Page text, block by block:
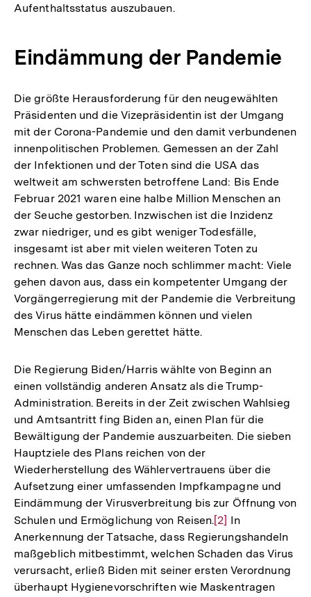
Aufenthaltsstatus auszubauen.
Eindämmung der Pandemie
Die größte Herausforderung für den neugewählten
Präsidenten und die Vizepräsidentin ist der Umgang
mit der Corona-Pandemie und den damit verbundenen
innenpolitischen Problemen. Gemessen an der Zahl
der Infektionen und der Toten sind die USA das
weltweit am schwersten betroffene Land: Bis Ende
Februar 2021 waren eine halbe Million Menschen an
der Seuche gestorben. Inzwischen ist die Inzidenz
zwar niedriger, und es gibt weniger Todesfälle,
insgesamt ist aber mit vielen weiteren Toten zu
rechnen. Was das Ganze noch schlimmer macht: Viele
gehen davon aus, dass ein kompetenter Umgang der
Vorgängerregierung mit der Pandemie die Verbreitung
des Virus hätte eindämmen können und vielen
Menschen das Leben gerettet hätte.
Die Regierung Biden/Harris wählte von Beginn an
einen vollständig anderen Ansatz als die Trump-
Administration. Bereits in der Zeit zwischen Wahlsieg
und Amtsantritt fing Biden an, einen Plan für die
Bewältigung der Pandemie auszuarbeiten. Die sieben
Hauptziele des Plans reichen von der
Wiederherstellung des Wählervertrauens über die
Aufsetzung einer umfassenden Impfkampagne und
Eindämmung der Virusverbreitung bis zur Öffnung von
Schulen und Ermöglichung von Reisen.Zur
Auflösung
der
Fußnote
[2] In
Anerkennung der Tatsache, dass Regierungshandeln
maßgeblich mitbestimmt, welchen Schaden das Virus
verursacht, erließ Biden mit seiner ersten Verordnung
überhaupt Hygienevorschriften wie Maskentragen